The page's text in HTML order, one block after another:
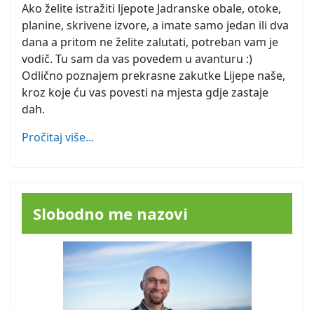
Ako želite istražiti ljepote Jadranske obale, otoke,
planine, skrivene izvore, a imate samo jedan ili dva
dana a pritom ne želite zalutati, potreban vam je
vodič. Tu sam da vas povedem u avanturu :)
Odlično poznajem prekrasne zakutke Lijepe naše,
kroz koje ću vas povesti na mjesta gdje zastaje
dah.
Pročitaj više...
Slobodno me nazovi